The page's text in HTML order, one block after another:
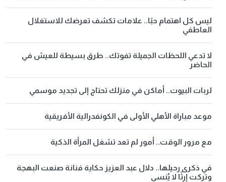
ليس كل اهتمام حبًا.. علامات تكشف تعرضك للاستغلال
العاطفي
لا تدعي اللحظات الجميلة تفوتك.. طرق بسيطة للعيش في
الحاضر
لربات البيوت.. أماكن في منزلك تحتاج إلى تجديد موسمي
موعد مباراة الأهلي الأولى في الكونفدرالية الأفريقية
مع مرور الوقت.. أمور لم تعد تشغل المرأة الذكية
في ذكرى رحيلها.. دلال عبد العزيز حكاية فنانة صنعت البهجة
وتركت إرثًا لا يُنسى